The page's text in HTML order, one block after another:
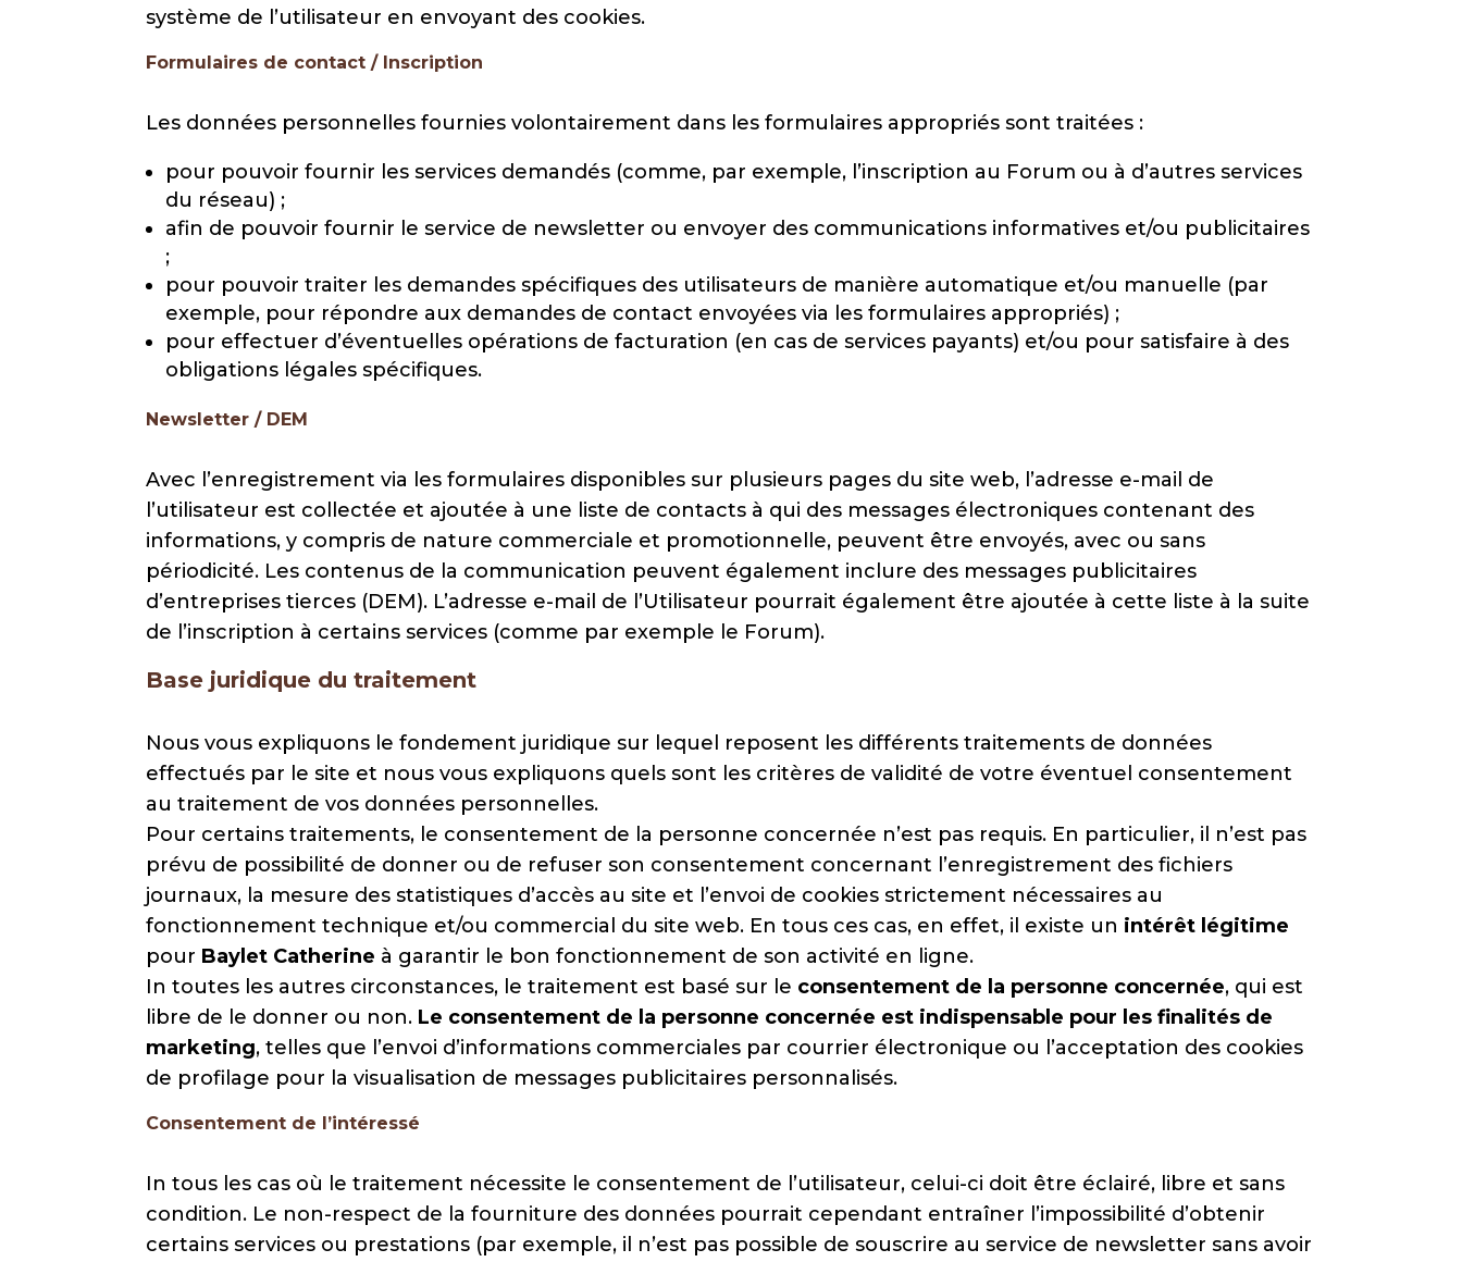
système de l’utilisateur en envoyant des cookies.
Formulaires de contact / Inscription
Les données personnelles fournies volontairement dans les formulaires appropriés sont traitées :
pour pouvoir fournir les services demandés (comme, par exemple, l’inscription au Forum ou à d’autres services
du réseau) ;
afin de pouvoir fournir le service de newsletter ou envoyer des communications informatives et/ou publicitaires
;
pour pouvoir traiter les demandes spécifiques des utilisateurs de manière automatique et/ou manuelle (par
exemple, pour répondre aux demandes de contact envoyées via les formulaires appropriés) ;
pour effectuer d’éventuelles opérations de facturation (en cas de services payants) et/ou pour satisfaire à des
obligations légales spécifiques.
Newsletter / DEM
Avec l’enregistrement via les formulaires disponibles sur plusieurs pages du site web, l’adresse e-mail de
l’utilisateur est collectée et ajoutée à une liste de contacts à qui des messages électroniques contenant des
informations, y compris de nature commerciale et promotionnelle, peuvent être envoyés, avec ou sans
périodicité. Les contenus de la communication peuvent également inclure des messages publicitaires
d’entreprises tierces (DEM). L’adresse e-mail de l’Utilisateur pourrait également être ajoutée à cette liste à la suite
de l’inscription à certains services (comme par exemple le Forum).
Base juridique du traitement
Nous vous expliquons le fondement juridique sur lequel reposent les différents traitements de données
effectués par le site et nous vous expliquons quels sont les critères de validité de votre éventuel consentement
au traitement de vos données personnelles.
Pour certains traitements, le consentement de la personne concernée n’est pas requis. En particulier, il n’est pas
prévu de possibilité de donner ou de refuser son consentement concernant l’enregistrement des fichiers
journaux, la mesure des statistiques d’accès au site et l’envoi de cookies strictement nécessaires au
fonctionnement technique et/ou commercial du site web. En tous ces cas, en effet, il existe un intérêt légitime
pour Baylet Catherine à garantir le bon fonctionnement de son activité en ligne.
In toutes les autres circonstances, le traitement est basé sur le consentement de la personne concernée, qui est
libre de le donner ou non. Le consentement de la personne concernée est indispensable pour les finalités de
marketing, telles que l’envoi d’informations commerciales par courrier électronique ou l’acceptation des cookies
de profilage pour la visualisation de messages publicitaires personnalisés.
Consentement de l’intéressé
In tous les cas où le traitement nécessite le consentement de l’utilisateur, celui-ci doit être éclairé, libre et sans
condition. Le non-respect de la fourniture des données pourrait cependant entraîner l’impossibilité d’obtenir
certains services ou prestations (par exemple, il n’est pas possible de souscrire au service de newsletter sans avoir